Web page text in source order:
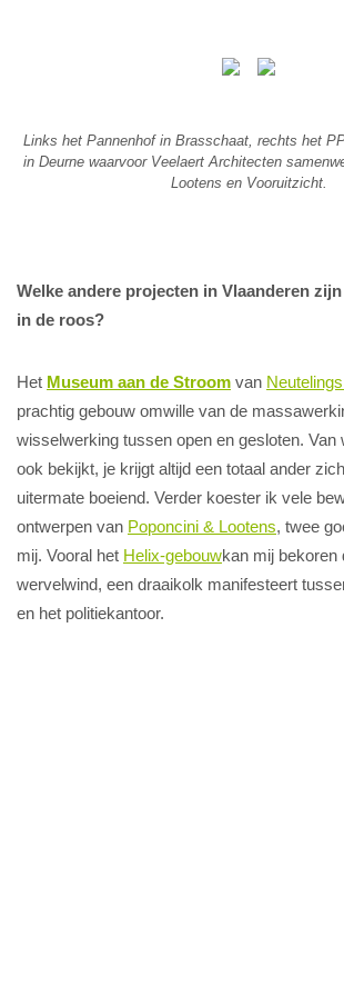
Links het Pannenhof in Brasschaat, rechts het
in Deurne waarvoor Veelaert Architecten
Lootens en Vooruitzicht.
Welke andere projecten in Vlaanderen
in de roos?
Het Museum aan de Stroom van
prachtig gebouw omwille van de
wisselwerking tussen open en gesloten. Van
ook bekijkt, je krijgt altijd een totaal ander
uitermate boeiend. Verder koester ik vele
ontwerpen van Poponcini & Lootens, twee
mij. Vooral het Helix-gebouwkan mij bekoren
wervelwind, een draaikolk manifesteert
en het politiekantoor.